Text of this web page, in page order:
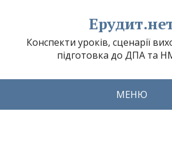
Конспекти уроків, сценарії
підготовка до ДПА та
МЕНЮ